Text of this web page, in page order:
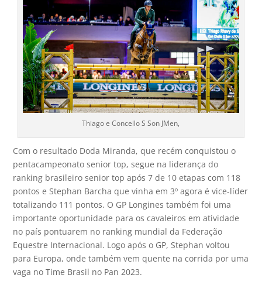
Thiago e Concello S Son JMen,
Com o resultado Doda Miranda, que recém conquistou o
pentacampeonato senior top, segue na liderança do
ranking brasileiro senior top após 7 de 10 etapas com 118
pontos e Stephan Barcha que vinha em 3º agora é vice-líder
totalizando 111 pontos. O GP Longines também foi uma
importante oportunidade para os cavaleiros em atividade
no país pontuarem no ranking mundial da Federação
Equestre Internacional. Logo após o GP, Stephan voltou
para Europa, onde também vem quente na corrida por uma
vaga no Time Brasil no Pan 2023.